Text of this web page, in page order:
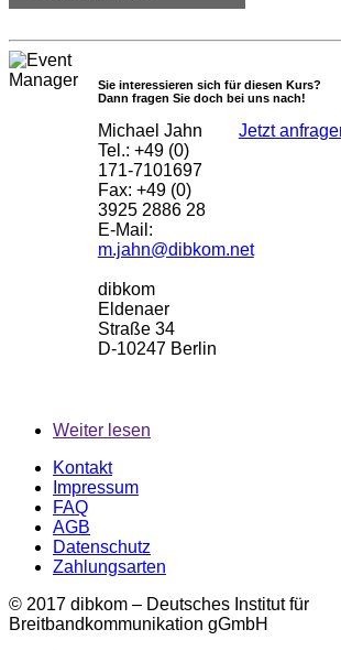
Sie interessieren sich für diesen Kurs?
Dann fragen Sie doch bei uns nach!
Michael Jahn
Tel.: +49 (0)
171-7101697
Fax: +49 (0)
3925 2886 28
E-Mail:
m.jahn@dibkom.net
dibkom
Eldenaer
Straße 34
D-10247 Berlin
Jetzt
Weiter lesen
Kontakt
Impressum
FAQ
AGB
Datenschutz
Zahlungsarten
© 2017 dibkom – Deutsches Institut für
Breitbandkommunikation gGmbH